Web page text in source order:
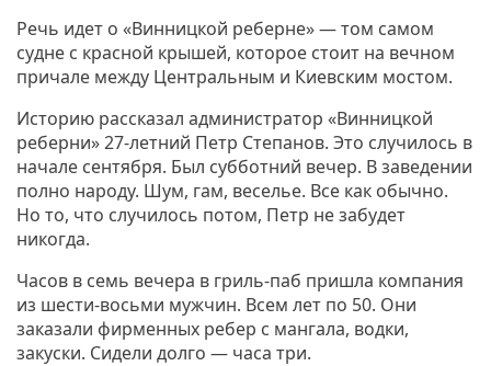
Речь идет о «Винницкой реберне» — том самом
судне с красной крышей, которое стоит на вечном
причале между Центральным и Киевским мостом.
Историю рассказал администратор «Винницкой
реберни» 27-летний Петр Степанов. Это случилось в
начале сентября. Был субботний вечер. В заведении
полно народу. Шум, гам, веселье. Все как обычно.
Но то, что случилось потом, Петр не забудет
никогда.
Часов в семь вечера в гриль-паб пришла компания
из шести-восьми мужчин. Всем лет по 50. Они
заказали фирменных ребер с мангала, водки,
закуски. Сидели долго — часа три.